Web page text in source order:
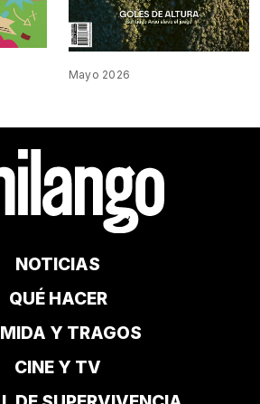
Mayo 2026
NOTICIAS
QUÉ HACER
Y TRAGOS
CINE Y TV